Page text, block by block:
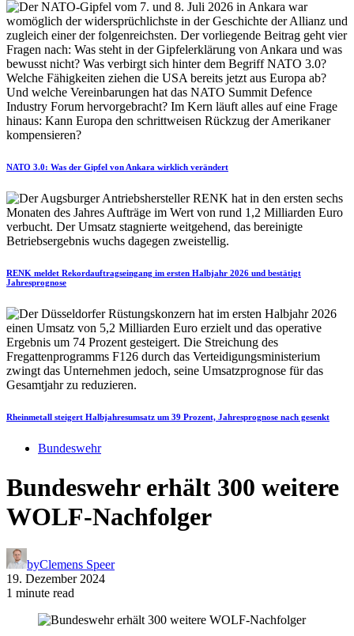
NATO 3.0: Was der Gipfel von Ankara wirklich verändert
RENK meldet Rekordauftragseingang im ersten Halbjahr 2026 und bestätigt
Jahresprognose
Rheinmetall steigert Halbjahresumsatz um 39 Prozent, Jahresprognose nach gesenkt
Bundeswehr
Bundeswehr erhält 300 weitere
WOLF-Nachfolger
byClemens Speer
19. Dezember 2024
1 minute read